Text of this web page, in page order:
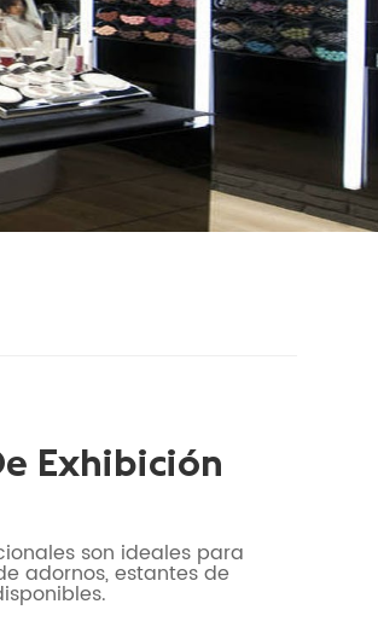
Exhibición
son ideales para
adornos, estantes de